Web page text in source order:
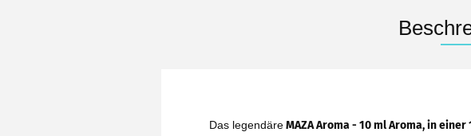
Das legendäreMAZA Aroma - 10 ml Aroma, in